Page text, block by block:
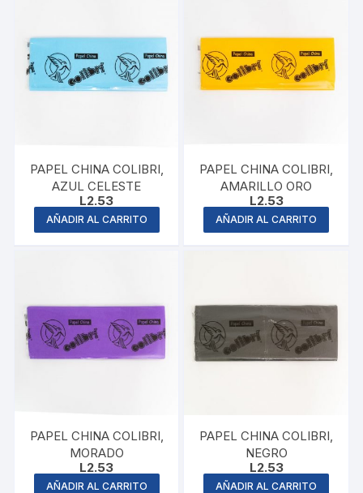
PAPEL CHINA COLIBRI,
AZUL CELESTE
L2.53
AÑADIR AL CARRITO
PAPEL CHINA COLIBRI,
AMARILLO ORO
L2.53
AÑADIR AL CARRITO
PAPEL CHINA COLIBRI,
MORADO
L2.53
AÑADIR AL CARRITO
PAPEL CHINA COLIBRI,
NEGRO
L2.53
AÑADIR AL CARRITO